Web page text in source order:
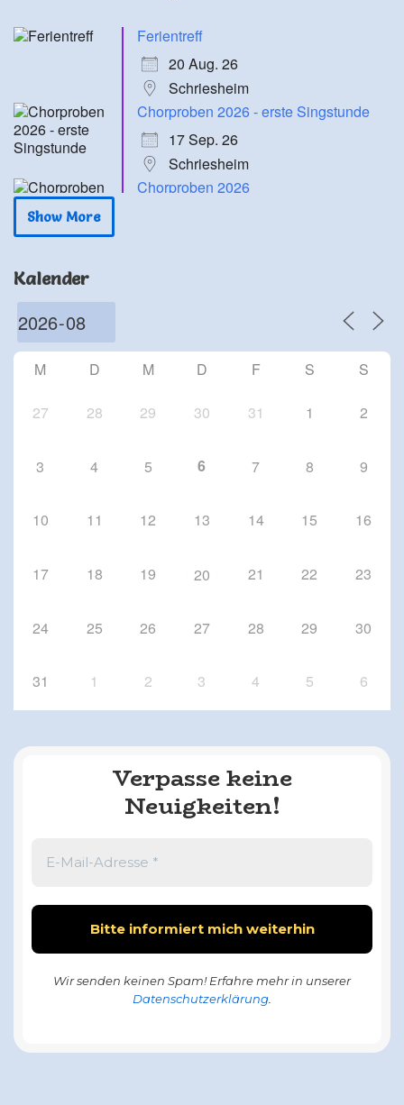
Ferientreff
20 Aug. 26
Schriesheim
Chorproben 2026 - erste Singstunde
17 Sep. 26
Schriesheim
Chorproben 2026
8 Okt. 26
Show More
Kalender
M D M D F S S
27 28 29 30 31 1 2
3 4 5 6 7 8 9
10 11 12 13 14 15 16
17 18 19 20 21 22 23
24 25 26 27 28 29 30
31 1 2 3 4 5 6
Verpasse keine
Neuigkeiten!
Wir senden keinen Spam! Erfahre mehr in unserer
Datenschutzerklärung.